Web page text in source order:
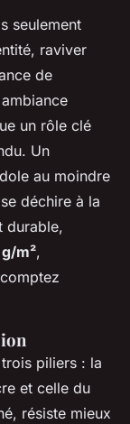
seulement
raviver
de
un rôle clé
Un
au moindre
déchire à la
durable,
m²,
piliers : la
et celle du
résiste mieux